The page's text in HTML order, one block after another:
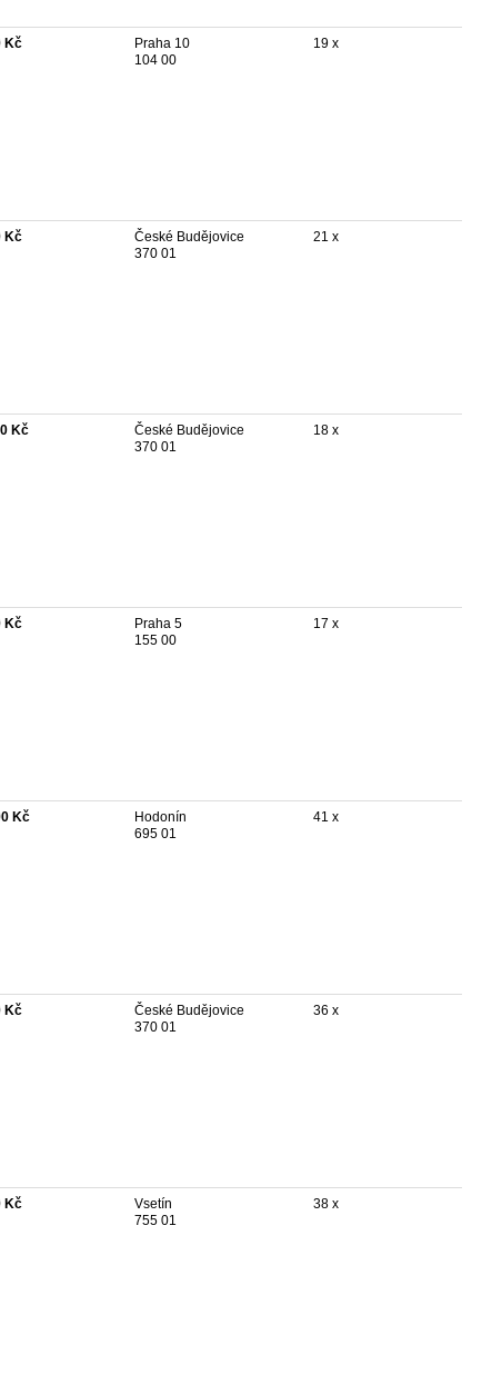
Kč
Praha 10
104 00
19 x
Kč
České Budějovice
370 01
21 x
Kč
České Budějovice
370 01
18 x
Kč
Praha 5
155 00
17 x
Kč
Hodonín
695 01
41 x
Kč
České Budějovice
370 01
36 x
Kč
Vsetín
755 01
38 x